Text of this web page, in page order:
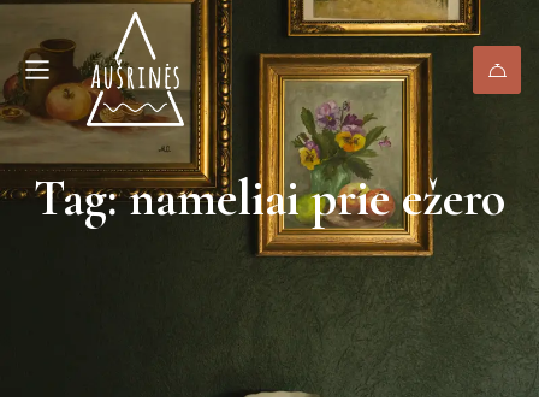
Tag: nameliai prie ežero